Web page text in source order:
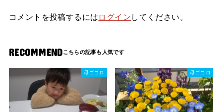
コメントを投稿するには ログイン してください。
RECOMMEND
母ゴコロ 母ゴコロ